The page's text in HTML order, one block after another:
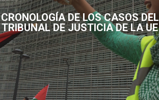
CRONOLOGÍA DE LOS CASOS DEL
TRIBUNAL DE JUSTICIA DE LA UE